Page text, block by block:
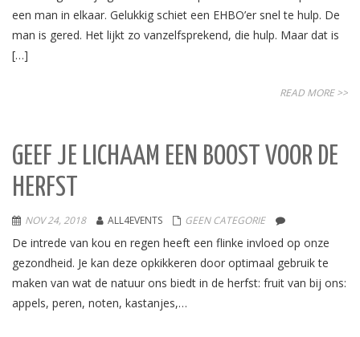
een man in elkaar. Gelukkig schiet een EHBO’er snel te hulp. De
man is gered. Het lijkt zo vanzelfsprekend, die hulp. Maar dat is
[…]
READ MORE >>
GEEF JE LICHAAM EEN BOOST VOOR DE
HERFST
NOV 24, 2018 ALL4EVENTS GEEN CATEGORIE
De intrede van kou en regen heeft een flinke invloed op onze
gezondheid. Je kan deze opkikkeren door optimaal gebruik te
maken van wat de natuur ons biedt in de herfst: fruit van bij ons:
appels, peren, noten, kastanjes,…